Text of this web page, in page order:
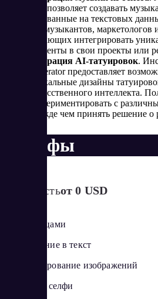
Text позволяет создавать
основанные на текстовых
для музыкантов, маркетологов
желающих интегрировать
элементы в свои проекты или
Генерация AI-татуировок.
Generator предоставляет
уникальные дизайны
искусственного интеллекта.
экспериментировать с
прежде чем принять решение о
Тарифы
Стоимостьот 0 USD
Обмен лицами
Изображение в текст
Масштабирование изображений
Генератор селфи